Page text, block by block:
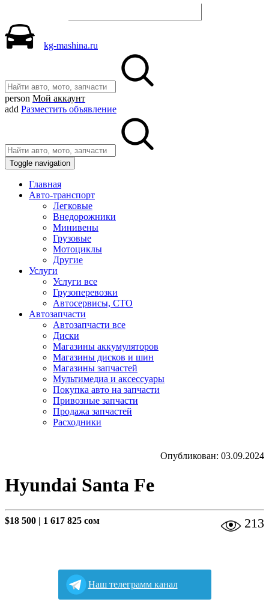
kg-mashina.ru
person Мой аккаунт
add Разместить объявление
Toggle navigation
Главная
Авто-транспорт
Легковые
Внедорожники
Минивены
Грузовые
Мотоциклы
Другие
Услуги
Услуги все
Грузоперевозки
Автосервисы, СТО
Автозапчасти
Автозапчасти все
Диски
Магазины аккумуляторов
Магазины дисков и шин
Магазины запчастей
Мультимедиа и аксессуары
Покупка авто на запчасти
Привозные запчасти
Продажа запчастей
Расходники
Опубликован: 03.09.2024
Hyundai Santa Fe
$18 500 | 1 617 825 сом 213
Наш телеграмм канал